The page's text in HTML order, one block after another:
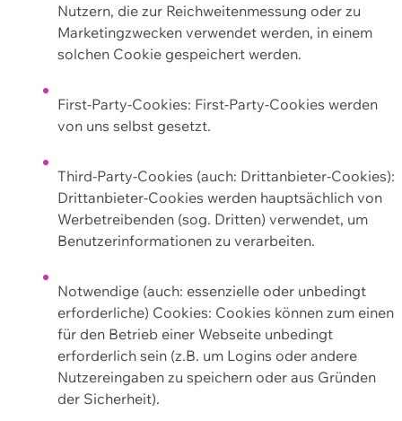
Nutzern, die zur Reichweitenmessung oder zu
Marketingzwecken verwendet werden, in einem
solchen Cookie gespeichert werden.
First-Party-Cookies: First-Party-Cookies werden
von uns selbst gesetzt.
Third-Party-Cookies (auch: Drittanbieter-Cookies):
Drittanbieter-Cookies werden hauptsächlich von
Werbetreibenden (sog. Dritten) verwendet, um
Benutzerinformationen zu verarbeiten.
Notwendige (auch: essenzielle oder unbedingt
erforderliche) Cookies: Cookies können zum einen
für den Betrieb einer Webseite unbedingt
erforderlich sein (z.B. um Logins oder andere
Nutzereingaben zu speichern oder aus Gründen
der Sicherheit).